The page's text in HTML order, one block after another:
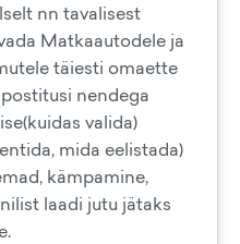
nn tavalisest
Matkaautodele ja
täiesti omaette
nendega
valida)
mida eelistada)
kämpamine,
laadi jutu jätaks